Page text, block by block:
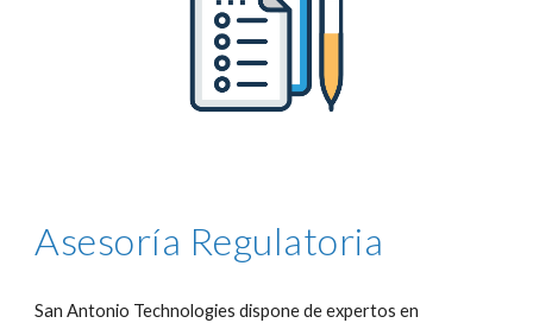
Asesoría Regulatoria
San Antonio Technologies dispone de expertos en